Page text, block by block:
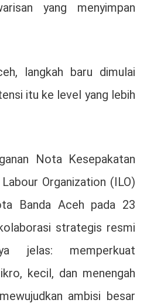
yang menyimpan
, langkah baru dimulai
itu ke level yang lebih
Nota Kesepakatan
Organization (ILO)
Banda Aceh pada 23
strategis resmi
jelas: memperkuat
kecil, dan menengah
ambisi besar